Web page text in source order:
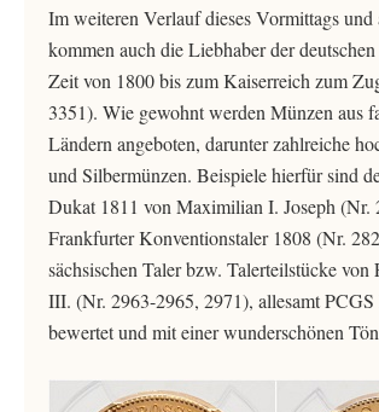
Im weiteren Verlauf dieses Vormittags
kommen auch die Liebhaber der
Zeit von 1800 bis zum Kaiserreich zum
3351). Wie gewohnt werden Münzen aus
Ländern angeboten, darunter zahlreiche
und Silbermünzen. Beispiele hierfür sind
Dukat 1811 von Maximilian I. Joseph (Nr.
Frankfurter Konventionstaler 1808 (Nr.
sächsischen Taler bzw. Talerteilstücke
III. (Nr. 2963-2965, 2971), allesamt
bewertet und mit einer wunderschönen